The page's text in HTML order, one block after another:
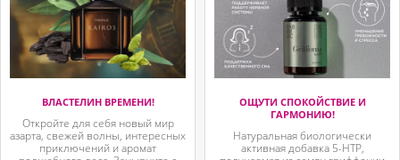
ВЛАСТЕЛИН ВРЕМЕНИ!
Откройте для себя новый мир
азарта, свежей волны, интересных
приключений и аромат
ОЩУТИ СПОКОЙСТВИЕ И
ГАРМОНИЮ!
Натуральная биологически
активная добавка 5-HTP,